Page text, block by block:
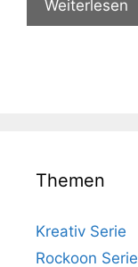
Weiterlesen
Themen
Kreativ Serie
Rockoon Serie